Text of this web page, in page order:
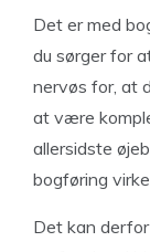
Det er med
du sørger for
nervøs for, at
at være
allersidste
bogføring
Det kan